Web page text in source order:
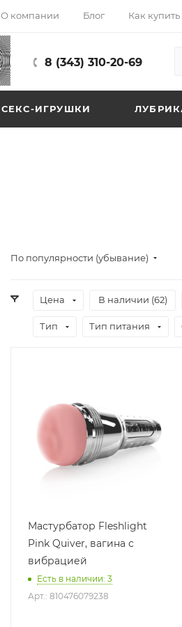
О компании Блог Как купить
8 (343) 310-20-69
СЕКС-ИГРУШКИ
По популярности (убывание)
Цена В наличии (62)
Тип Тип питания
Мастурбатор Fleshlight
Pink Quiver, вагина с
вибрацией
Есть в наличии: 3
Арт.: 810476079238